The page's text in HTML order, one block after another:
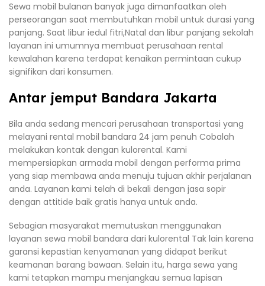
Sewa mobil bulanan banyak juga dimanfaatkan oleh
perseorangan saat membutuhkan mobil untuk durasi yang
panjang. Saat libur iedul fitri,Natal dan libur panjang sekolah
layanan ini umumnya membuat perusahaan rental
kewalahan karena terdapat kenaikan permintaan cukup
signifikan dari konsumen.
Antar jemput Bandara Jakarta
Bila anda sedang mencari perusahaan transportasi yang
melayani rental mobil bandara 24 jam penuh Cobalah
melakukan kontak dengan kulorental. Kami
mempersiapkan armada mobil dengan performa prima
yang siap membawa anda menuju tujuan akhir perjalanan
anda. Layanan kami telah di bekali dengan jasa sopir
dengan attitide baik gratis hanya untuk anda.
Sebagian masyarakat memutuskan menggunakan
layanan sewa mobil bandara dari kulorental Tak lain karena
garansi kepastian kenyamanan yang didapat berikut
keamanan barang bawaan. Selain itu, harga sewa yang
kami tetapkan mampu menjangkau semua lapisan